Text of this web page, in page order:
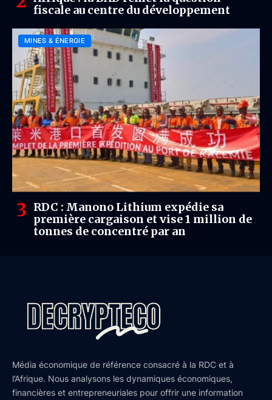
fiscale au centre du développement
MINES & ÉNERGIE
RDC : Manono Lithium expédie sa
première cargaison et vise 1 million de
tonnes de concentré par an
Média économique de référence consacré à la RDC et à
l’Afrique. Nous analysons les dynamiques économiques,
financières et entrepreneuriales pour offrir une information